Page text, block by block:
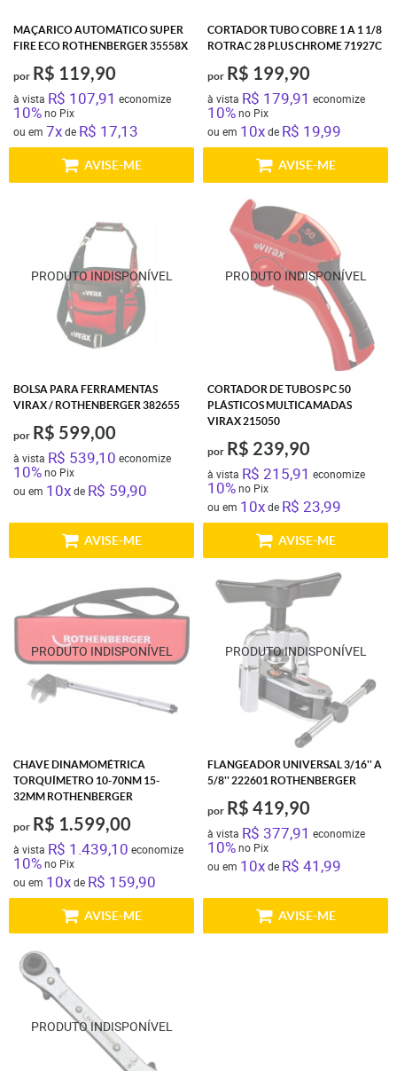
MAÇARICO AUTOMÁTICO SUPER
FIRE ECO ROTHENBERGER 35558X
por R$ 119,90
à vista R$ 107,91 economize
10%no Pix
ou em 7xde R$ 17,13
AVISE-ME
CORTADOR TUBO COBRE 1 A 1 1/8
ROTRAC 28 PLUS CHROME 71927C
por R$ 199,90
à vista R$ 179,91 economize
10%no Pix
ou em 10xde R$ 19,99
AVISE-ME
BOLSA PARA FERRAMENTAS
VIRAX / ROTHENBERGER 382655
por R$ 599,00
à vista R$ 539,10 economize
10%no Pix
ou em 10xde R$ 59,90
AVISE-ME
CORTADOR DE TUBOS PC 50
PLÁSTICOS MULTICAMADAS
VIRAX 215050
por R$ 239,90
à vista R$ 215,91 economize
10%no Pix
ou em 10xde R$ 23,99
AVISE-ME
CHAVE DINAMOMÉTRICA
TORQUÍMETRO 10-70NM 15-
32MM ROTHENBERGER
por R$ 1.599,00
à vista R$ 1.439,10 economize
10%no Pix
ou em 10xde R$ 159,90
AVISE-ME
FLANGEADOR UNIVERSAL 3/16'' A
5/8'' 222601 ROTHENBERGER
por R$ 419,90
à vista R$ 377,91 economize
10%no Pix
ou em 10xde R$ 41,99
AVISE-ME